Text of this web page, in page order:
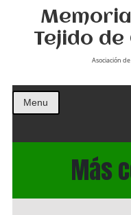
Tejido
Asociación
Menu
Más